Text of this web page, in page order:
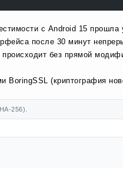
с Android 15 прошла
после 30 минут
без прямой
BoringSSL (криптография
256).